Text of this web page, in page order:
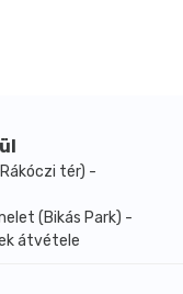
tér) -
(Bikás Park) -
átvétele